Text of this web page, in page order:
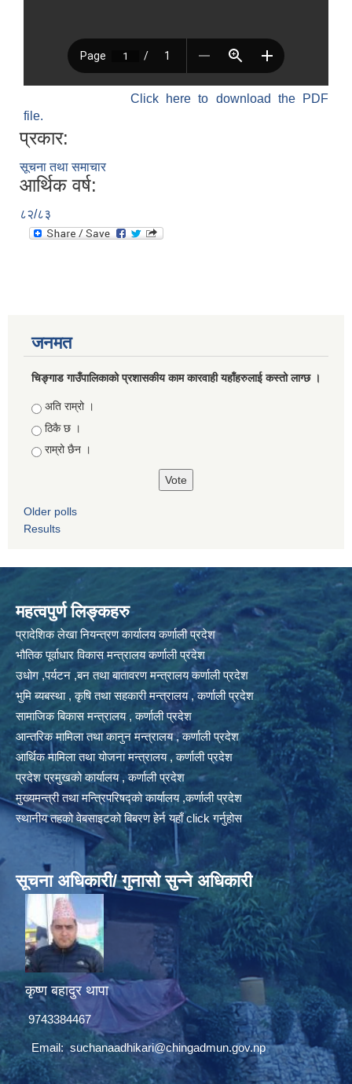
Click here to download the PDF
file.
प्रकार:
सूचना तथा समाचार
आर्थिक वर्ष:
८२/८३
जनमत
चिङ्गाड गाउँपालिकाको प्रशासकीय काम कारवाही यहाँहरुलाई कस्तो लाग्छ ।
Choices
अति राम्रो ।
ठिकै छ ।
राम्रो छैन ।
Older polls
Results
महत्वपुर्ण लिङ्कहरु
प्रादेशिक लेखा नियन्त्रण कार्यालय कर्णाली प्रदेश
भौतिक पूर्वाधार विकास मन्त्रालय कर्णाली प्रदेश
उधोग ,पर्यटन ,बन तथा बातावरण मन्त्रालय कर्णाली प्रदेश
भुमि ब्यबस्था , कृषि तथा सहकारी मन्त्रालय , कर्णाली प्रदेश
सामाजिक बिकास मन्त्रालय , कर्णाली प्रदेश
आन्तरिक मामिला तथा कानुन मन्त्रालय , कर्णाली प्रदेश
आर्थिक मामिला तथा योजना मन्त्रालय , कर्णाली प्रदेश
प्रदेश प्रमुखको कार्यालय , कर्णाली प्रदेश
मुख्यमन्त्री तथा मन्त्रिपरिषद्को कार्यालय ,कर्णाली प्रदेश
स्थानीय तहको वेबसाइटको बिबरण हेर्न यहाँ click गर्नुहोस
सूचना अधिकारी/ गुनासो सुन्ने अधिकारी
कृष्ण बहादुर थापा
9743384467
Email:suchanaadhikari@chingadmun.gov.np